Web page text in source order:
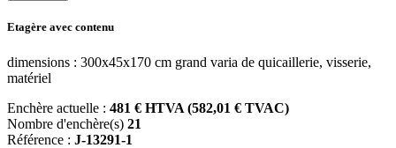
Etagère avec contenu
dimensions : 300x45x170 cm grand varia de quicaillerie, visserie,
matériel
Enchère actuelle : 481 € HTVA (582,01 € TVAC)
Nombre d'enchère(s) 21
Référence : J-13291-1